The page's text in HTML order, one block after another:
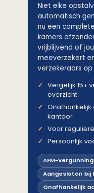
Niet elke
automatisch
nu een
kamers
vrijblijvend of
meeverzekert
verzekeraars
Vergelijk 15+
overzicht
Onafhankelijk
kantoor
Voor
Persoonlijk
AFM-vergunning
Aangesloten bij
Onafhankelijk